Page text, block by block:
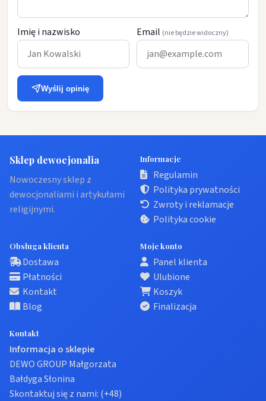
Imię i nazwisko Email (nie będzie widoczny)
Wyślij opinię
Sklep dewocjonalia
Nowoczesny sklep z
dewocjonaliami i artykułami
religijnymi.
Informacje
Regulamin
Polityka prywatności
Zwroty i reklamacje
Polityka cookie
Obsługa klienta
Dostawa
Płatności
Kontakt
Blog
Moje konto
Panel klienta
Ulubione
Koszyk
Finalizacja
Kontakt
Informacja o sklepie
DEWO GROUP Małgorzata
Bałdyga Słonina
Skontaktuj się z nami: (+48)